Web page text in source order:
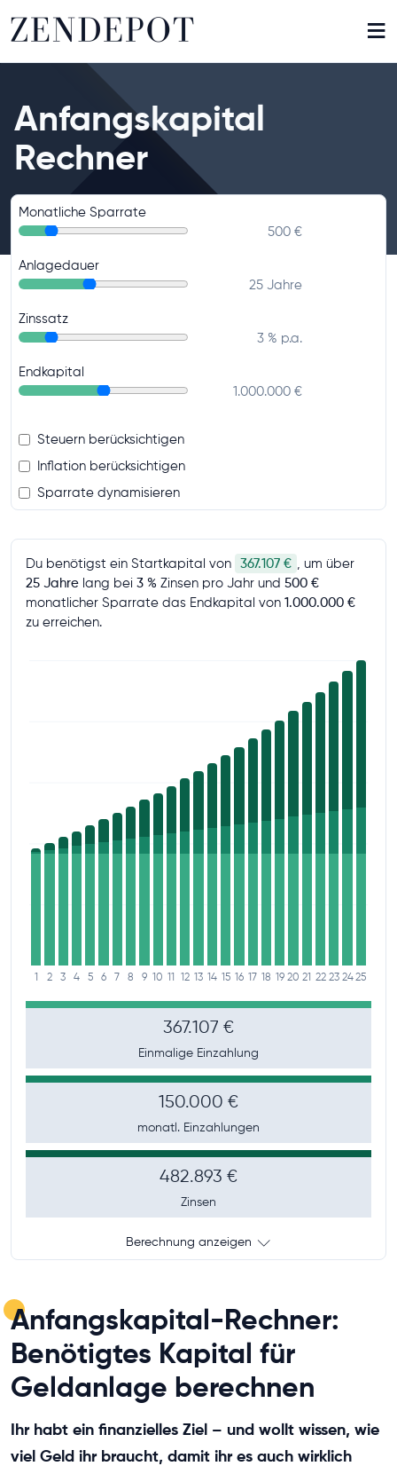
≡
Anfangskapital
Rechner
Monatliche Sparrate
500 €
Anlagedauer
25 Jahre
Zinssatz
3 % p.a.
Endkapital
1.000.000 €
Steuern berücksichtigen
Inflation berücksichtigen
Sparrate dynamisieren
Du benötigst ein Startkapital von 367.107 €
, um über
25 Jahre lang bei 3 % Zinsen pro Jahr und 500 €
monatlicher Sparrate das Endkapital von 1.000.000 €
zu erreichen.
1 2 3 4 5 6 7 8 9 10 11 12 13 14 15 16 17 18 19 20 21 22 23 2425
367.107 €
Einmalige Einzahlung
150.000 €
monatl. Einzahlungen
482.893 €
Zinsen
Berechnung anzeigen
Anfangskapital-Rechner:
Benötigtes Kapital für
Geldanlage berechnen
Ihr habt ein finanzielles Ziel – und wollt wissen, wie
viel Geld ihr braucht, damit ihr es auch wirklich